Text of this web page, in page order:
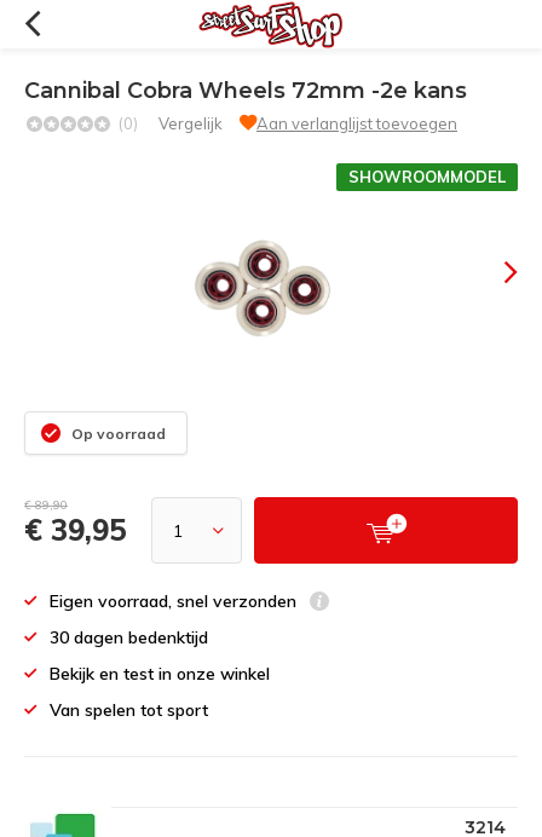
Cannibal Cobra Wheels 72mm -2e kans
(0) Vergelijk Aan verlanglijst toevoegen
SHOWROOMMODEL
Op voorraad
€ 89,90
€ 39,95
Eigen voorraad, snel verzonden
30 dagen bedenktijd
Bekijk en test in onze winkel
Van spelen tot sport
3214